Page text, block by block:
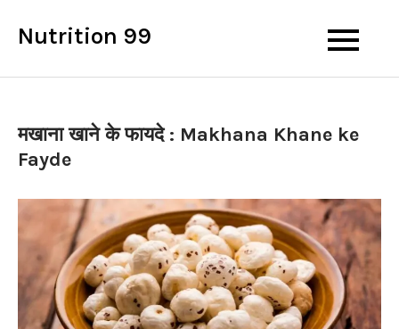
Nutrition 99
मखाना खाने के फायदे : Makhana Khane ke
Fayde